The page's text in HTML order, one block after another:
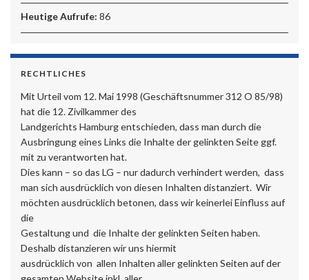
Heutige Aufrufe: 86
RECHTLICHES
Mit Urteil vom 12. Mai 1998 (Geschäftsnummer 312 O 85/98)
hat die 12. Zivilkammer des
Landgerichts Hamburg entschieden, dass man durch die
Ausbringung eines Links die Inhalte der gelinkten Seite ggf.
mit zu verantworten hat.
Dies kann – so das LG – nur dadurch verhindert werden, dass
man sich ausdrücklich von diesen Inhalten distanziert. Wir
möchten ausdrücklich betonen, dass wir keinerlei Einfluss auf
die
Gestaltung und die Inhalte der gelinkten Seiten haben.
Deshalb distanzieren wir uns hiermit
ausdrücklich von allen Inhalten aller gelinkten Seiten auf der